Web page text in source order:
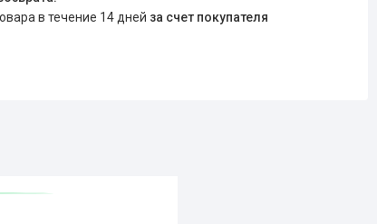
в течение 14 дней за счет покупателя